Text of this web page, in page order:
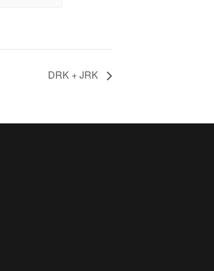
DRK + JRK